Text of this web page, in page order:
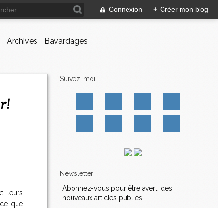
Connexion + Créer mon blog
Archives Bavardages
leurs
que
Suivez-moi
Newsletter
Abonnez-vous pour être averti des
nouveaux articles publiés.